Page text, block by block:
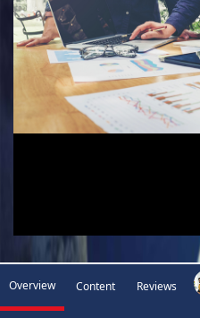
Overview Content Reviews